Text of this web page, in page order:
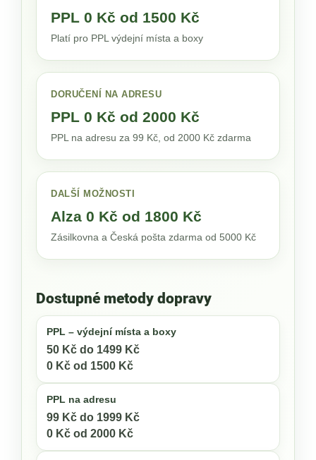
PPL 0 Kč od 1500 Kč
Platí pro PPL výdejní místa a boxy
DORUČENÍ NA ADRESU
PPL 0 Kč od 2000 Kč
PPL na adresu za 99 Kč, od 2000 Kč zdarma
DALŠÍ MOŽNOSTI
Alza 0 Kč od 1800 Kč
Zásilkovna a Česká pošta zdarma od 5000 Kč
Dostupné metody dopravy
PPL – výdejní místa a boxy
50 Kč do 1499 Kč
0 Kč od 1500 Kč
PPL na adresu
99 Kč do 1999 Kč
0 Kč od 2000 Kč